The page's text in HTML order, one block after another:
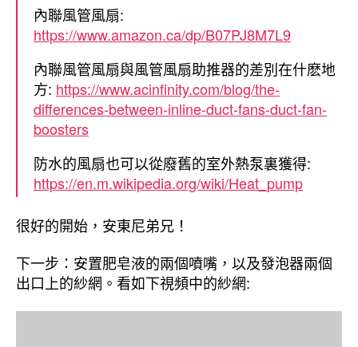
內聯風管風扇:
https://www.amazon.ca/dp/B07PJ8M7L9
內聯風管風扇與風管風扇助推器的差別在什麽地
方: https://www.acinfinity.com/blog/the-
differences-between-inline-duct-fans-duct-fan-
boosters
防水的風扇也可以從廢舊的室外熱泵裏獲得:
https://en.m.wikipedia.org/wiki/Heat_pump
很好的開始，安東尼弟兄！
下一步：安置肥皂液的兩個噴嘴，以及發泡器兩個
出口上的紗網。看如下視頻中的紗網: